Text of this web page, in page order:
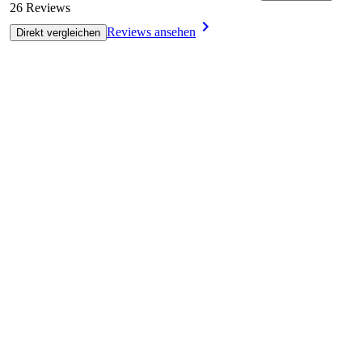
26 Reviews
Direkt vergleichen Reviews ansehen